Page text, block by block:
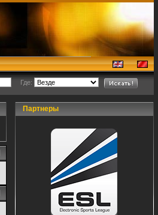
Где:
Партнеры